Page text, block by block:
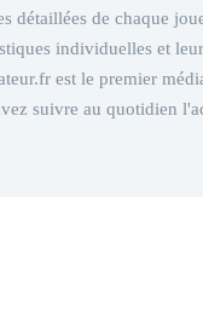
détaillées de chaque
individuelles et
est le premier
suivre au quotidien